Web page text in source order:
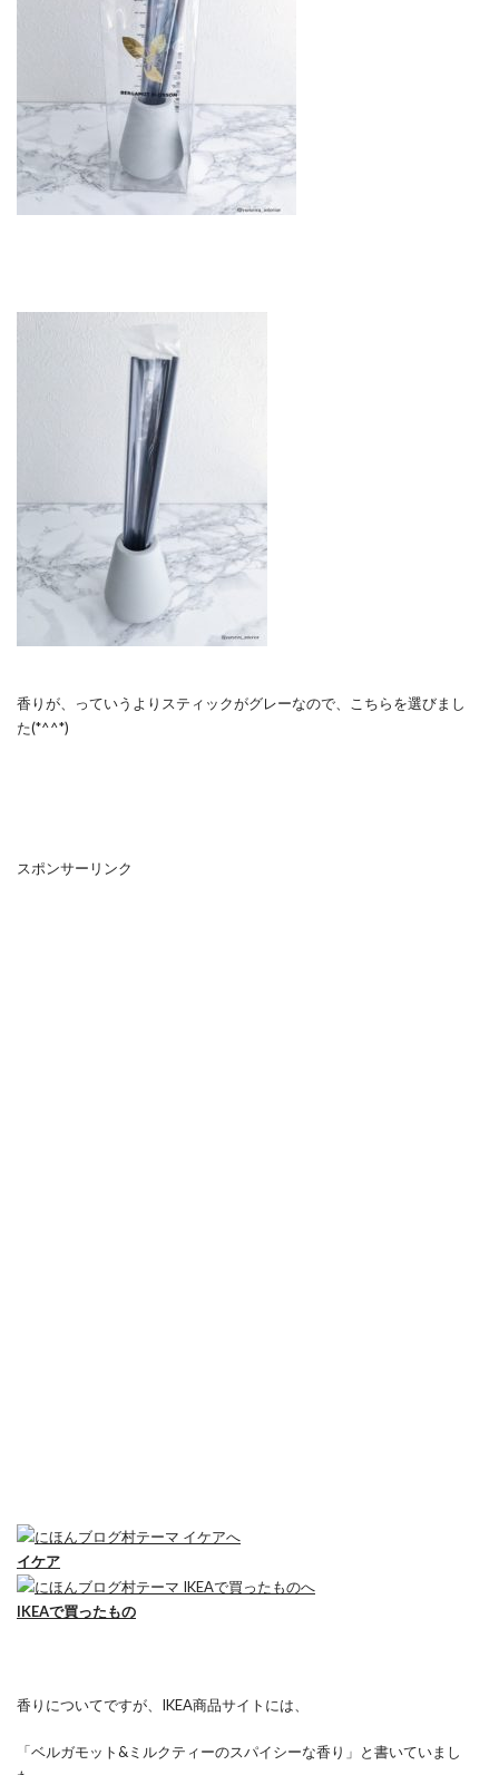
香りが、っていうよりスティックがグレーなので、こちらを選びまし
た(*^^*)
スポンサーリンク
イケア
IKEAで買ったもの
香りについてですが、IKEA商品サイトには、
「ベルガモット&ミルクティーのスパイシーな香り」と書いていまし